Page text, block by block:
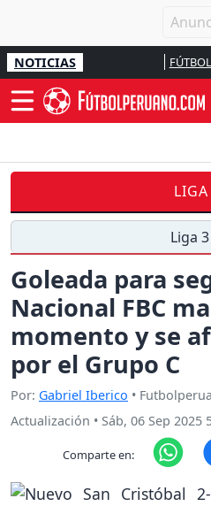
NOTICIAS
Liga 3
Goleada para
Nacional FBC
momento y se
por el Grupo C
Por: Gabriel Iberico •
Actualización • Sáb, 06 Sep 2025
Comparte en: